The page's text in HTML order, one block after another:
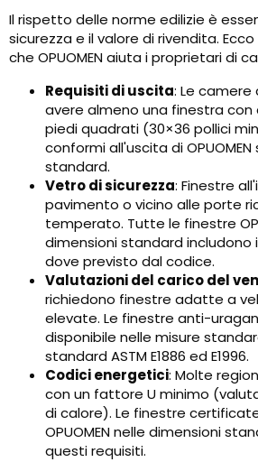
Il rispetto delle norme edilizie è
sicurezza e il valore di rivendita.
che OPUOMEN aiuta i proprietari di
Requisiti di uscita: Le
avere almeno una finestra con
piedi quadrati (30×36 pollici
conformi all'uscita di
standard.
Vetro di sicurezza: Finestre
pavimento o vicino alle porte
temperato. Tutte le finestre
dimensioni standard
dove previsto dal codice.
Valutazioni del carico del
richiedono finestre adatte a
elevate. Le finestre anti-
disponibile nelle misure
standard ASTM E1886 ed E1996.
Codici energetici: Molte
con un fattore U minimo
di calore). Le finestre certificate
OPUOMEN nelle dimensioni
questi requisiti.